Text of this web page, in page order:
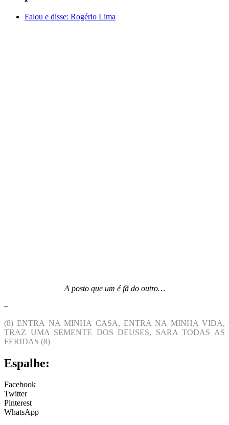
Falou e disse: Rogério Lima
A posto que um é fã do outro…
–
(8) ENTRA NA MINHA CASA, ENTRA NA MINHA VIDA,
TRAZ UMA SEMENTE DOS DEUSES, SARA TODAS AS
FERIDAS (8)
Espalhe:
Facebook
Twitter
Pinterest
WhatsApp